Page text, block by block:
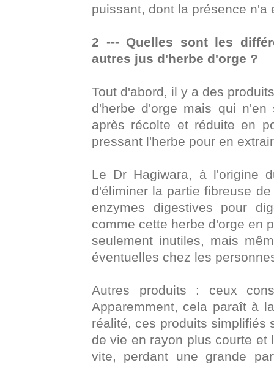
puissant, dont la présence n'a
2 --- Quelles sont les
autres jus d'herbe d'orge ?
Tout d'abord, il y a des
d'herbe d'orge mais qui
après récolte et réduite en
pressant l'herbe pour en
Le Dr Hagiwara, à l'origine
d'éliminer la partie fibreuse
enzymes digestives pour
comme cette herbe d'orge en
seulement inutiles, mais
éventuelles chez les
Autres produits : ceux
Apparemment, cela paraît à
réalité, ces produits simplifiés
de vie en rayon plus courte
vite, perdant une grande